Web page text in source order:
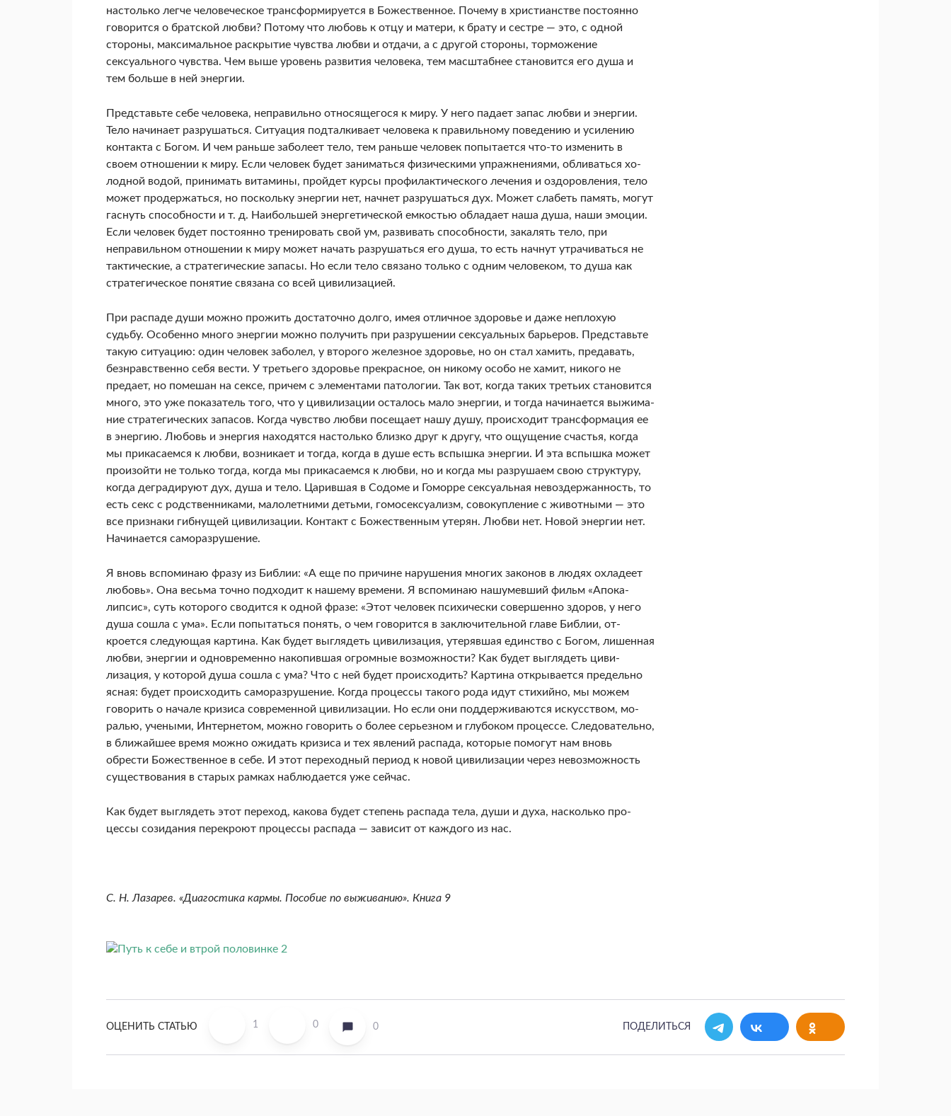
настолько легче человеческое трансформиру­ется в Божественное. Почему в христианстве посто­янно
говорится о братской любви? Потому что лю­бовь к отцу и матери, к брату и сестре — это, с одной
стороны, максимальное раскрытие чувства любви и отдачи, а с другой стороны, торможение
сексуального чувства. Чем выше уровень развития человека, тем масштабнее становится его душа и
тем больше в ней энергии.
Представьте себе человека, неправильно относя­щегося к миру. У него падает запас любви и энер­гии.
Тело начинает разрушаться. Ситуация подтал­кивает человека к правильному поведению и усиле­нию
контакта с Богом. И чем раньше заболеет тело, тем раньше человек попытается что-то изменить в
своем отношении к миру. Если человек будет зани­маться физическими упражнениями, обливаться хо­
лодной водой, принимать витамины, пройдет курсы профилактического лечения и оздоровления, тело
может продержаться, но поскольку энергии нет, начнет разрушаться дух. Может слабеть память, могут
гаснуть способности и т. д. Наибольшей энер­гетической емкостью обладает наша душа, наши эмоции.
Если человек будет постоянно тренировать свой ум, развивать способности, закалять тело, при
неправильном отношении к миру может начать раз­рушаться его душа, то есть начнут утрачиваться не
тактические, а стратегические запасы. Но если тело связано только с одним человеком, то душа как
стратегическое понятие связана со всей цивилиза­цией.
При распаде души можно прожить достаточно долго, имея отличное здоровье и даже неплохую
судьбу. Особенно много энергии можно получить при разрушении сексуальных барьеров. Представь­те
такую ситуацию: один человек заболел, у второго железное здоровье, но он стал хамить, предавать,
безнравственно себя вести. У третьего здоровье прекрасное, он никому особо не хамит, никого не
предает, но помешан на сексе, причем с элементами патологии. Так вот, когда таких третьих становится
много, это уже показатель того, что у цивилизации осталось мало энергии, и тогда начинается выжима­
ние стратегических запасов. Когда чувство любви посещает нашу душу, происходит трансформация ее
в энергию. Любовь и энергия находятся настоль­ко близко друг к другу, что ощущение счастья, ко­гда
мы прикасаемся к любви, возникает и тогда, когда в душе есть вспышка энергии. И эта вспышка может
произойти не только тогда, когда мы прика­саемся к любви, но и когда мы разрушаем свою структуру,
когда деградируют дух, душа и тело. Царившая в Содоме и Гоморре сексуальная невоз­держанность, то
есть секс с родственниками, мало­летними детьми, гомосексуализм, совокупление с животными — это
все признаки гибнущей цивили­зации. Контакт с Божественным утерян. Любви нет. Новой энергии нет.
Начинается саморазру­шение.
Я вновь вспоминаю фразу из Библии: «А еще по причине нарушения многих законов в людях охла­деет
любовь». Она весьма точно подходит к нашему времени. Я вспоминаю нашумевший фильм «Апока­
липсис», суть которого сводится к одной фразе: «Этот человек психически совершенно здоров, у него
душа сошла с ума». Если попытаться понять, о чем говорится в заключительной главе Библии, от­
кроется следующая картина. Как будет выглядеть цивилизация, утерявшая единство с Богом, лишен­ная
любви, энергии и одновременно накопившая огромные возможности? Как будет выглядеть циви­
лизация, у которой душа сошла с ума? Что с ней будет происходить? Картина открывается предель­но
ясная: будет происходить саморазрушение. Ко­гда процессы такого рода идут стихийно, мы можем
говорить о начале кризиса современной цивилиза­ции. Но если они поддерживаются искусством, мо­
ралью, учеными, Интернетом, можно говорить о более серьезном и глубоком процессе. Следователь­но,
в ближайшее время можно ожидать кризиса и тех явлений распада, которые помогут нам вновь
обрести Божественное в себе. И этот переходный период к новой цивилизации через невозможность
существования в старых рамках наблюдается уже сейчас.
Как будет выглядеть этот переход, какова будет степень распада тела, души и духа, насколько про­
цессы созидания перекроют процессы распада — зависит от каждого из нас.
С. Н. Лазарев. «Диагостика кармы. Пособие по выживанию». Книга 9
ОЦЕНИТЬ СТАТЬЮ 1 0 0 ПОДЕЛИТЬСЯ